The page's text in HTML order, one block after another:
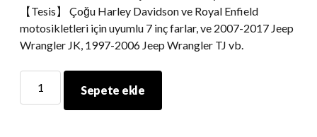
【Tesis】 Çoğu Harley Davidson ve Royal Enfield
motosikletleri için uyumlu 7 inç farlar, ve 2007-2017 Jeep
Wrangler JK, 1997-2006 Jeep Wrangler TJ vb.
LED
motosiklet
Sepete ekle